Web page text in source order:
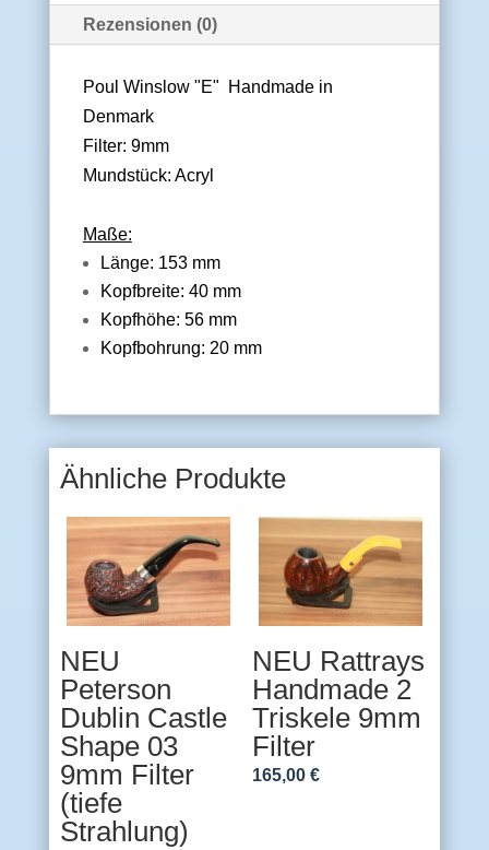
Rezensionen (0)
Poul Winslow "E"
Handmade in
Denmark
Filter: 9mm
Mundstück: Acryl
Maße:
Länge: 153 mm
Kopfbreite: 40 mm
Kopfhöhe: 56 mm
Kopfbohrung: 20 mm
Ähnliche Produkte
NEU
Peterson
Dublin Castle
Shape 03
9mm Filter
(tiefe
Strahlung)
NEU Rattrays
Handmade 2
Triskele 9mm
Filter
165,00 €